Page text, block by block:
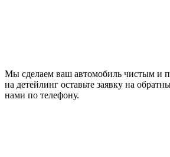
Мы сделаем ваш автомобиль чистым и
на детейлинг оставьте заявку на
нами по телефону.